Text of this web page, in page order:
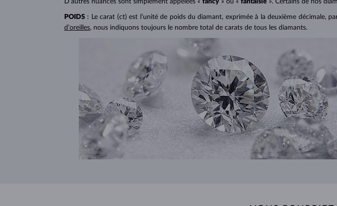
POIDS : Le carat (ct) est l’unité de poids du diamant, exprimée à la deuxième décimale,
d’oreilles, nous indiquons toujours le nombre total de carats de tous les diamants.